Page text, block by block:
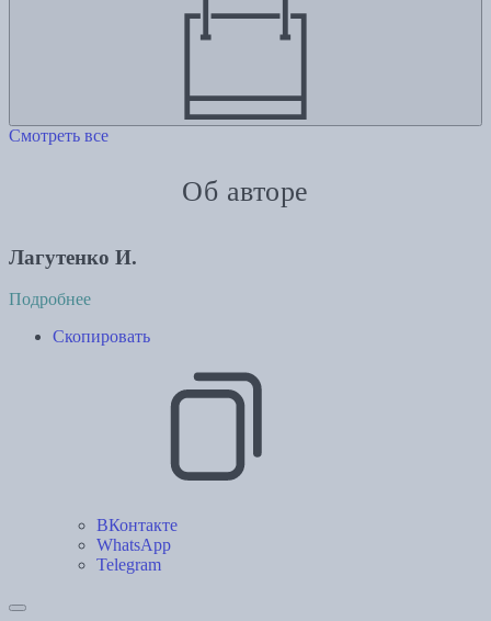
Смотреть все
Об авторе
Лагутенко И.
Подробнее
Скопировать
ВКонтакте
WhatsApp
Telegram